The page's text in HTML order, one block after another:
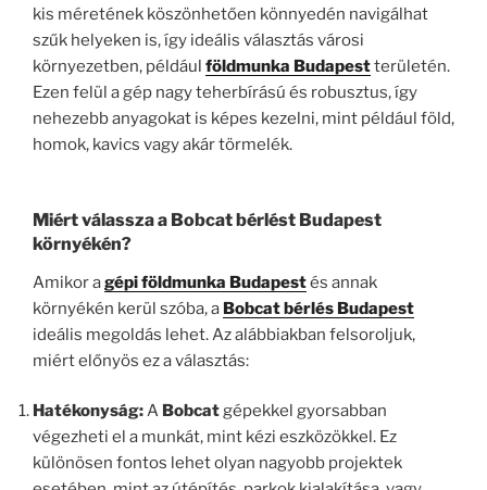
kis méretének köszönhetően könnyedén navigálhat
szűk helyeken is, így ideális választás városi
környezetben, például földmunka Budapestterületén.
Ezen felül a gép nagy teherbírású és robusztus, így
nehezebb anyagokat is képes kezelni, mint például föld,
homok, kavics vagy akár törmelék.
Miért válassza a Bobcat bérlést Budapest
környékén?
Amikor agépi földmunka Budapestés annak
környékén kerül szóba, a Bobcat bérlés Budapest
ideális megoldás lehet. Az alábbiakban felsoroljuk,
miért előnyös ez a választás:
Hatékonyság:A Bobcatgépekkel gyorsabban
végezheti el a munkát, mint kézi eszközökkel. Ez
különösen fontos lehet olyan nagyobb projektek